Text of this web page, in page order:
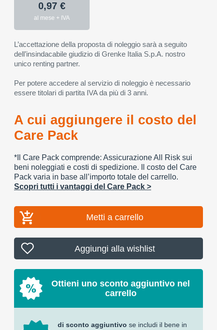
0,97 €
al mese + IVA
L’accettazione della proposta di noleggio sarà a seguito
dell’insindacabile giudizio di Grenke Italia S.p.A. nostro
unico renting partner.
Per potere accedere al servizio di noleggio è necessario
essere titolari di partita IVA da più di 3 anni.
A cui aggiungere il costo del
Care Pack
*Il Care Pack comprende: Assicurazione All Risk sui
beni noleggiati e costi di spedizione. Il costo del Care
Pack varia in base all’importo totale del carrello.
Scopri tutti i vantaggi del Care Pack >
Metti a carrello
Aggiungi alla wishlist
Ottieni uno sconto aggiuntivo nel
carrello
di sconto aggiuntivo se includi il bene in